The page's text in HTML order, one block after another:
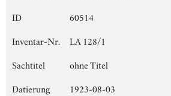
ID
60514
Inventar-Nr.
LA 128/1
Sachtitel
ohne Titel
Datierung
1923-08-03